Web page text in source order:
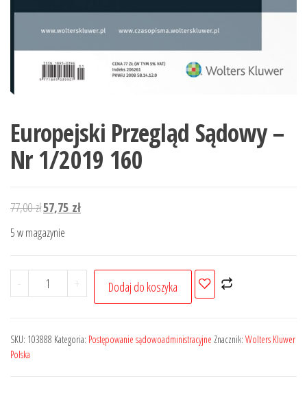
Europejski Przegląd Sądowy –
Nr 1/2019 160
77,00złPierwotna
cena
wynosiła:
57,75 złAktualna
5 w magazynie
-
ilość
Europejski
Sądowy
-
+ Dodaj do koszyka
SKU: 103888 Kategoria: Postępowanie sądowoadministracyjne Znacznik: Wolters Kluwer
Polska